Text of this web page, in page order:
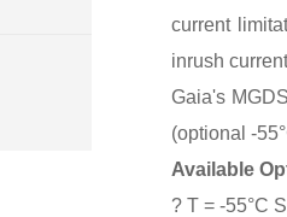
current
inrush
Gaia's
(optional -
Available
? T = -55°C